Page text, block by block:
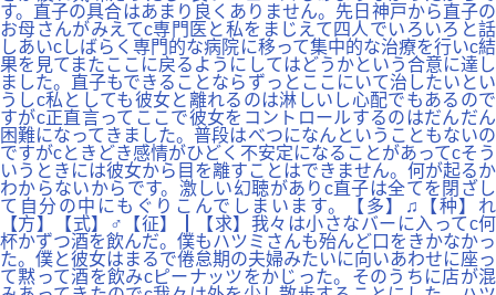
す。直子の具合はあまり良くありません。先日神戸から直子の
お母さんがみえてc専門医と私をまじえて四人でいろいろと話
しあいcしばらく専門的な病院に移って集中的な治療を行いc結
果を見てまたここに戻るようにしてはどうかという合意に達し
ました。直子もできることならずっとここにいて治したいとい
うしc私としても彼女と離れるのは淋しいし心配でもあるので
すがc正直言ってここで彼女をコントロールするのはだんだん
困難になってきました。普段はべつになんということもないの
ですがcときどき感情がひどく不安定になることがあってcそう
いうときには彼女から目を離すことはできません。何が起るか
わからないからです。激しい幻聴がありc直子は全てを閉ざし
て自分の中にもぐりこんでしまいます。【多】♫【种】れ
【方】【式】♂【征】┃【求】我々は小さなバーに入ってc何
杯かずつ酒を飲んだ。僕もハツミさんも殆んど口をきかなかっ
た。僕と彼女はまるで倦怠期の夫婦みたいに向いあわせに座っ
て黙って酒を飲みcピーナッツをかじった。そのうちに店が混